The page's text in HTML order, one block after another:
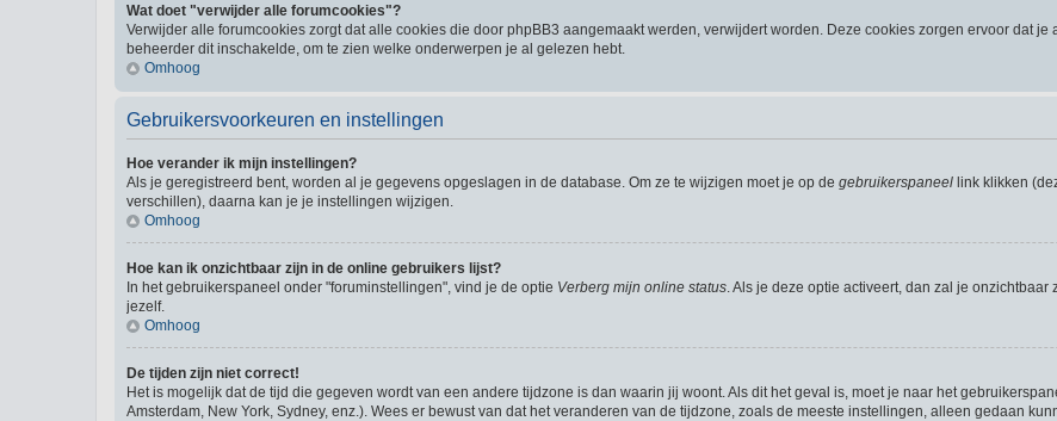
Wat doet "verwijder alle forumcookies"?
Verwijder alle forumcookies zorgt dat alle cookies die door phpBB3 aangemaakt werden, verwijdert worden. Deze cookies zorgen ervoor dat
beheerder dit inschakelde, om te zien welke onderwerpen je al gelezen hebt.
Omhoog
Gebruikersvoorkeuren en instellingen
Hoe verander ik mijn instellingen?
Als je geregistreerd bent, worden al je gegevens opgeslagen in de database. Om ze te wijzigen moet je op de gebruikerspaneel link klikken
verschillen), daarna kan je je instellingen wijzigen.
Omhoog
Hoe kan ik onzichtbaar zijn in de online gebruikers lijst?
In het gebruikerspaneel onder "foruminstellingen", vind je de optie Verberg mijn online status . Als je deze optie activeert, dan zal je
jezelf.
Omhoog
De tijden zijn niet correct!
Het is mogelijk dat de tijd die gegeven wordt van een andere tijdzone is dan waarin jij woont. Als dit het geval is, moet je naar het
Amsterdam, New York, Sydney, enz.). Wees er bewust van dat het veranderen van de tijdzone, zoals de meeste instellingen, alleen gedaan